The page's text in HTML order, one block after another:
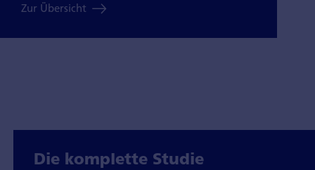
Zur Übersicht
Die komplette Studie